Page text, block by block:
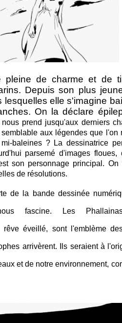
de charme et de
Depuis son plus
elle s'imagine
On la déclare
prend jusqu'aux derniers
aux légendes que l'on
baleines ? La dessinatrice
parsemé d'images floues,
son personnage principal. On
de résolutions.
de la bande dessinée
fascine. Les
rêve éveillé, sont l'emblème
arrivèrent. Ils seraient à
et de notre environnement,